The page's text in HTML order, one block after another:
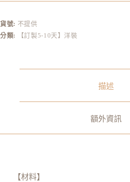
r
n
a
貨號: 不提供
分類:
【訂製5-10天】洋裝
描述
額外資訊
【材料】